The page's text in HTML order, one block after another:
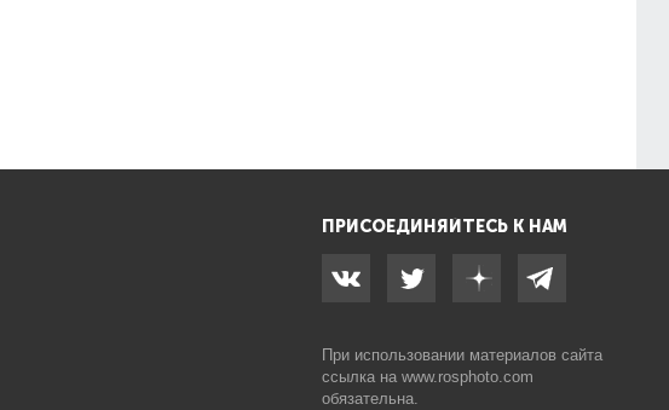
ПРИСОЕДИНЯЙТЕСЬ К НАМ
При использовании материалов сайта
ссылка на www.rosphoto.com
обязательна.